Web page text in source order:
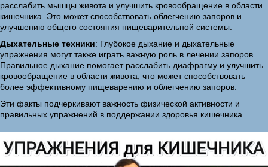
расслабить мышцы живота и улучшить кровообращение в области
кишечника. Это может способствовать облегчению запоров и
улучшению общего состояния пищеварительной системы.
Дыхательные техники: Глубокое дыхание и дыхательные
упражнения могут также играть важную роль в лечении запоров.
Правильное дыхание помогает расслабить диафрагму и улучшить
кровообращение в области живота, что может способствовать
более эффективному пищеварению и облегчению запоров.
Эти факты подчеркивают важность физической активности и
правильных упражнений в поддержании здоровья кишечника.